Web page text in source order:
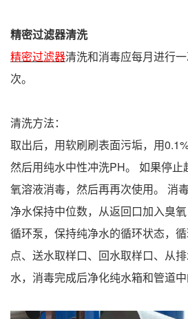
精密过滤器清洗
精密过滤器清洗和消毒应每月进行
次。
清洗方法：
取出后，用软刷刷表面污垢，用
然后用纯水中性冲洗PH。 如果停止
氧溶液消毒，然后再再次使用。 消
净水保持中位数，从返回口加入臭
循环泵，保持纯净水的循环状态，
点、送水取样口、回水取样口、从
水，消毒完成后净化纯水箱和管道中